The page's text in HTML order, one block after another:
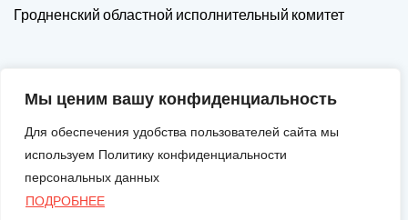
Мы ценим вашу конфиденциальность
Для обеспечения удобства пользователей сайта мы
используем Политику конфиденциальности
персональных данных
ПОДРОБНЕЕ
Гродненский областной исполнительный комитет